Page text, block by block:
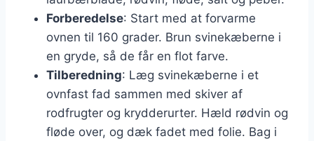
Forberedelse: Start med at forvarme
ovnen til 160 grader. Brun svinekæberne i
en gryde, så de får en flot farve.
Tilberedning: Læg svinekæberne i et
ovnfast fad sammen med skiver af
rodfrugter og krydderurter. Hæld rødvin og
fløde over, og dæk fadet med folie. Bag i